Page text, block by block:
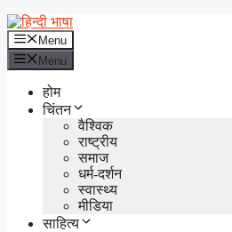
Menu
Menu
होम
चिंतन
वैश्विक
राष्ट्रीय
समाज
धर्म-दर्शन
स्वास्थ्य
मीडिया
साहित्य